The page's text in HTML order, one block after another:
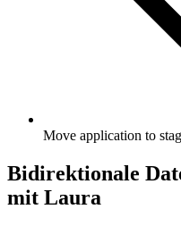
Move application to
Bidirektionale
mit Laura